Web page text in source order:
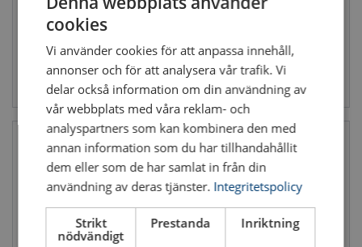
Komplettera med
Komplettera din extra stora ögla medstållinor,kätting
textila rundsling .
Service och underhåll
Lika viktigt som att man har rätt lyftlösning är även kontroll
och underhåll lika viktigt. Man behöver ha satt upp tydliga
rutiner för kontroll, där man kontrollerar bland annat slitage
och sprickbildning. Läs mer om vår service och inspektion
Se produkt
Klass: 10
Se produkt
ENGLISH TRANSLATION
cookies
Vi använder cookies för att anpassa innehåll,
annonser och för att analysera vår trafik. Vi
delar också information om din användning av
vår webbplats med våra reklam- och
analyspartners som kan kombinera den med
annan information som du har tillhandahållit
dem eller som de har samlat in från din
användning av deras tjänster. Integritetspolicy
Strikt
nödvändigt
Prestanda Inriktning